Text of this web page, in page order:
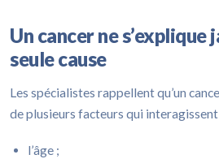
Un cancer ne s’explique
seule cause
Les spécialistes rappellent qu’un
de plusieurs facteurs qui
l’âge ;